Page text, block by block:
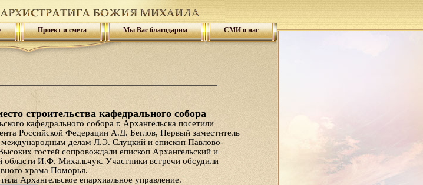
Проект и смета Мы Вас благодарим СМИ о нас
строительства кафедрального собора
кафедрального собора г. Архангельска посетили
Российской Федерации А.Д. Беглов, Первый заместитель
делам Л.Э. Слуцкий и епископ Павлово-
гостей сопровождали епископ Архангельский и
области И.Ф. Михальчук. Участники встречи обсудили
храма Поморья.
Архангельское епархиальное управление.